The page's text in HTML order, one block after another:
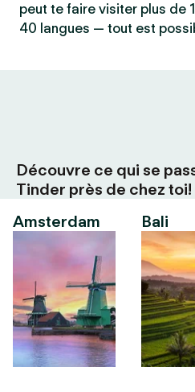
peut te faire visiter plus de
40 langues — tout est
Découvre ce qui se
Tinder près de chez toi!
Amsterdam
Bali